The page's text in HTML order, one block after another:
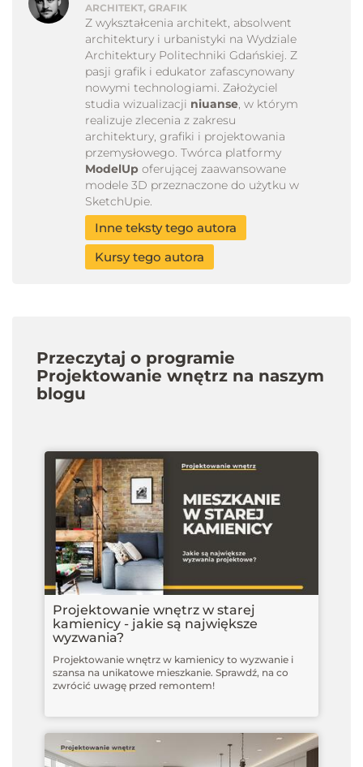
ARCHITEKT, GRAFIK
Z wykształcenia architekt, absolwent
architektury i urbanistyki na Wydziale
Architektury Politechniki Gdańskiej. Z
pasji grafik i edukator zafascynowany
nowymi technologiami. Założyciel
studia wizualizacji niuanse, w którym
realizuje zlecenia z zakresu
architektury, grafiki i projektowania
przemysłowego. Twórca platformy
ModelUp oferującej zaawansowane
modele 3D przeznaczone do użytku w
SketchUpie.
Inne teksty tego autora
Kursy tego autora
Przeczytaj o programie
Projektowanie wnętrz na naszym
blogu
Projektowanie wnętrz w starej
kamienicy - jakie są największe
wyzwania?
Projektowanie wnętrz w kamienicy to wyzwanie i
szansa na unikatowe mieszkanie. Sprawdź, na co
zwrócić uwagę przed remontem!